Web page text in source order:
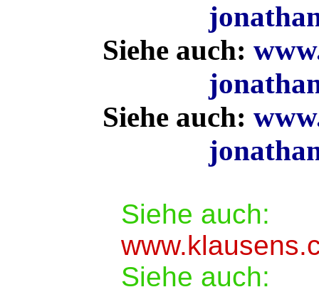
Siehe auch:
Siehe auch:
Siehe auch:
Siehe auch: